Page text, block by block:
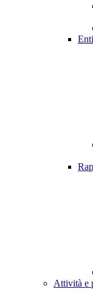
Attività e